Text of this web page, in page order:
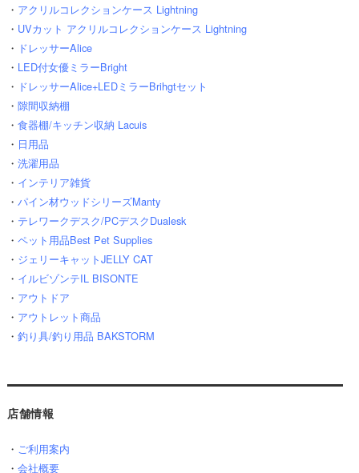
・ アクリルコレクションケース Lightning
・ UVカット アクリルコレクションケース Lightning
・ ドレッサーAlice
・ LED付女優ミラーBright
・ ドレッサーAlice+LEDミラーBrihgtセット
・ 隙間収納棚
・ 食器棚/キッチン収納 Lacuis
・ 日用品
・ 洗濯用品
・ インテリア雑貨
・ パイン材ウッドシリーズManty
・ テレワークデスク/PCデスクDualesk
・ ペット用品Best Pet Supplies
・ ジェリーキャットJELLY CAT
・ イルビゾンテIL BISONTE
・ アウトドア
・ アウトレット商品
・ 釣り具/釣り用品 BAKSTORM
店舗情報
・ ご利用案内
・ 会社概要